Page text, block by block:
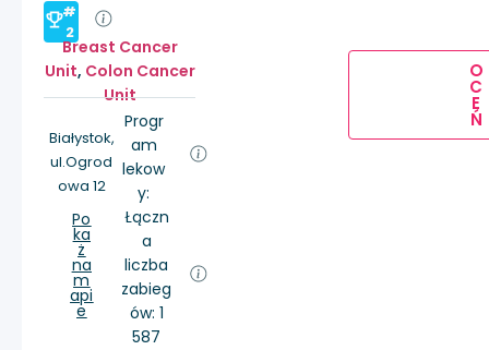
#
2
Breast Cancer
Unit, Colon Cancer
Unit
Białystok,
ul.Ogrod
owa 12
Po
ka
ż
na
m
api
e
Progr
am
lekow
y:
Łączn
a
liczba
zabieg
ów: 1
587
O
C
E
Ń